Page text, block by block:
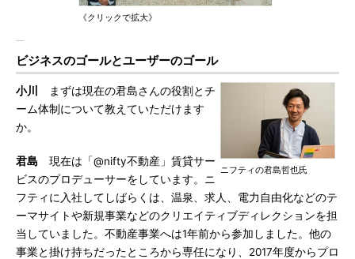
《クリックで拡大》
ビジネスのゴールとユーザーのゴール
ニフティの君島哲也氏
小川
まずは現在の君島さんの役割とチ
ーム体制について教えていただけます
か。
君島 現在は「@nifty不動産」賃貸サー
ビスのプロデューサーをしています。ニ
フティに入社してしばらくは、温泉、求人、電力自由化などのテ
ーマサイトや新規事業などのクリエイティブディレクションを担
当していました。不動産事業へは1年前から参加しました。他の
事業と掛け持ちだったところから専任になり、2017年度からプロ